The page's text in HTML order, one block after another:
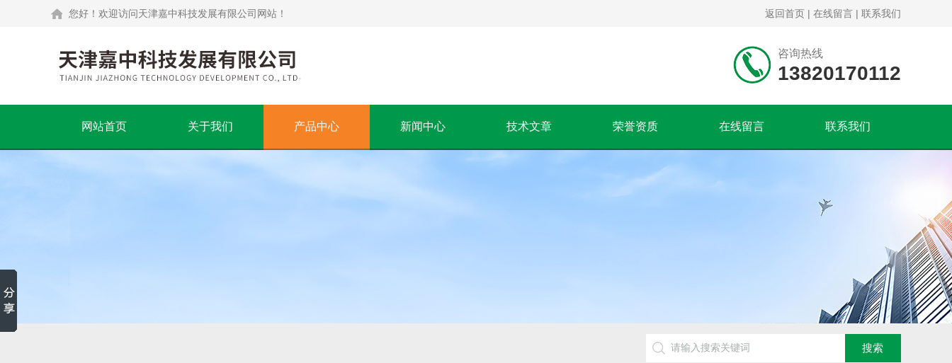
您好！欢迎访问天津嘉中科技发展有限公司网站！ 返回首页 | 在线留言 | 联系我们
咨询热线
13820170112
网站首页 关于我们 产品中心 新闻中心 技术文章 荣誉资质 在线留言 联系我们